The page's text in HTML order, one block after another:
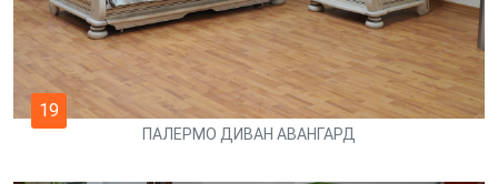
19
ПАЛЕРМО ДИВАН АВАНГАРД